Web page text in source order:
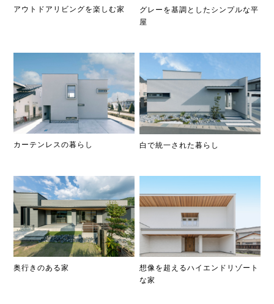
アウトドアリビングを楽しむ家
グレーを基調としたシンプルな平
屋
カーテンレスの暮らし 白で統一された暮らし
奥行きのある家
想像を超えるハイエンドリゾート
な家